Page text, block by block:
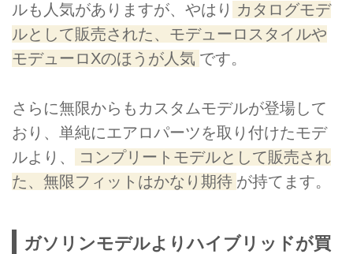
ルも人気がありますが、やはり カタログモデ
ルとして販売された、モデューロスタイルや
モデューロXのほうが人気 です。
さらに無限からもカスタムモデルが登場して
おり、単純にエアロパーツを取り付けたモデ
ルより、
コンプリートモデルとして販売され
た、無限フィットはかなり期待 が持てます。
ガソリンモデルよりハイブリッドが買